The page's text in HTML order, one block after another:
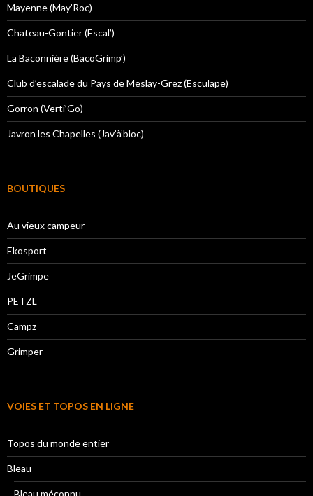
Mayenne (May’Roc)
Chateau-Gontier (Escal’)
La Baconnière (BacoGrimp’)
Club d’escalade du Pays de Meslay-Grez (Esculape)
Gorron (Verti’Go)
Javron les Chapelles (Jav’à’bloc)
BOUTIQUES
Au vieux campeur
Ekosport
JeGrimpe
PETZL
Campz
Grimper
VOIES ET TOPOS EN LIGNE
Topos du monde entier
Bleau